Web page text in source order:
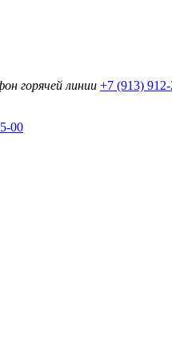
горячей линии +7 (913)
00